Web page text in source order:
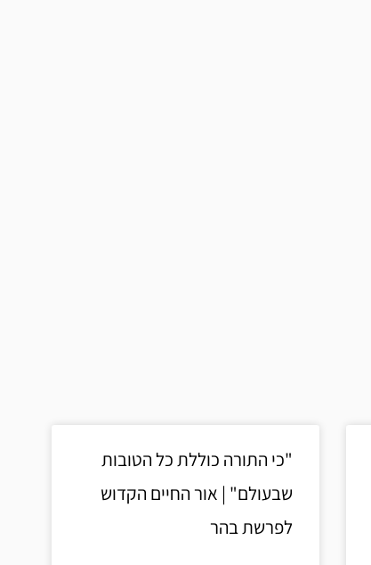
"כי התורה כוללת כל הטובות
שבעולם" | אור החיים הקדוש
לפרשת בהר